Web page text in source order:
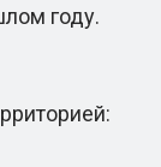
году.